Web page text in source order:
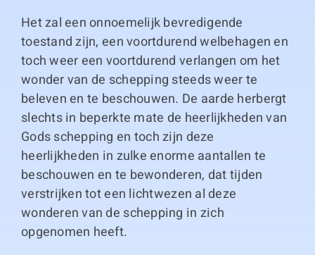
Het zal een onnoemelijk bevredigende
toestand zijn, een voortdurend welbehagen en
toch weer een voortdurend verlangen om het
wonder van de schepping steeds weer te
beleven en te beschouwen. De aarde herbergt
slechts in beperkte mate de heerlijkheden van
Gods schepping en toch zijn deze
heerlijkheden in zulke enorme aantallen te
beschouwen en te bewonderen, dat tijden
verstrijken tot een lichtwezen al deze
wonderen van de schepping in zich
opgenomen heeft.